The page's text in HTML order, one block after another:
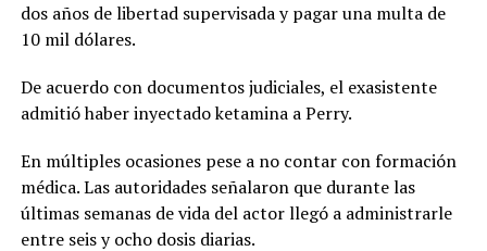
dos años de libertad supervisada y pagar una multa de
10 mil dólares.
De acuerdo con documentos judiciales, el exasistente
admitió haber inyectado ketamina a Perry.
En múltiples ocasiones pese a no contar con formación
médica. Las autoridades señalaron que durante las
últimas semanas de vida del actor llegó a administrarle
entre seis y ocho dosis diarias.